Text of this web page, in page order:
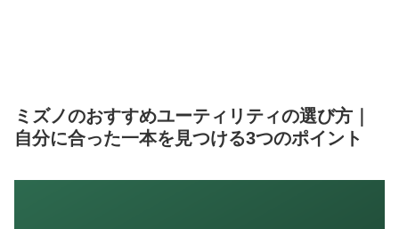
ミズノのおすすめユーティリティの選び方｜
自分に合った一本を見つける3つのポイント